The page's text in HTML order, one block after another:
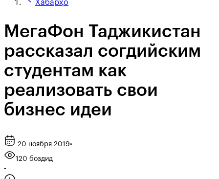
Хабарҳо
МегаФон Таджикистан
рассказал согдийским
студентам как
реализовать свои
бизнес идеи
20 ноября 2019•
120 боздид
•